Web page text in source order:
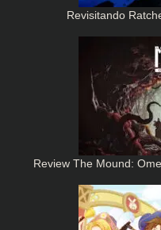
Revisitando
Review The Mound: